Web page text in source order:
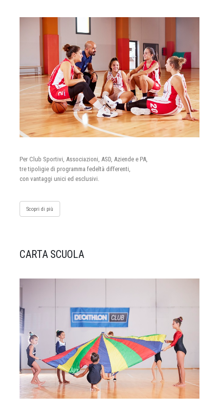
Per Club Sportivi, Associazioni, ASD, Aziende e PA,
tre tipoligie di programma fedeltà differenti,
con vantaggi unici ed esclusivi.
Scopri di più
CARTA SCUOLA